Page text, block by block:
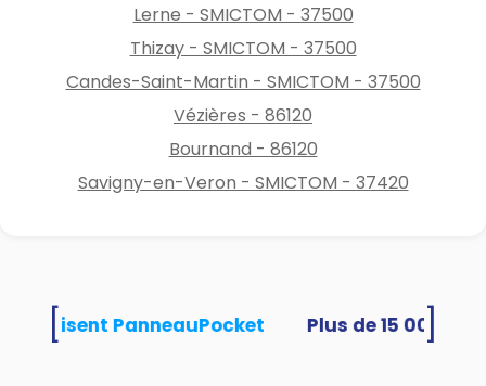
autres en circuit
ouvert INTERDIT
Lerne - SMICTOM - 37500
Thizay - SMICTOM - 37500
Candes-Saint-Martin - SMICTOM - 37500
Vézières - 86120
Bournand - 86120
Savigny-en-Veron - SMICTOM - 37420
utilisent PanneauPocket